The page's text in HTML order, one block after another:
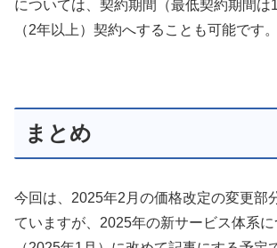
については、契約期間（最低契約期間は
（2年以上）契約へすることも可能です。
まとめ
今回は、2025年2月の価格改定の変更部
ていますが、2025年の新サービス体系